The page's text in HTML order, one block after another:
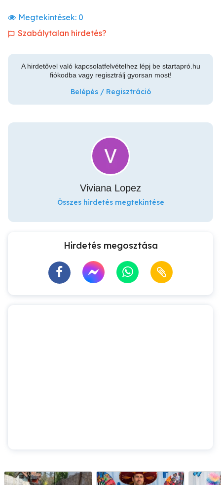
Megtekintések: 0
Szabálytalan hirdetés?
A hirdetővel való kapcsolatfelvételhez lépj be startapró.hu
fiókodba vagy regisztrálj gyorsan most!
Belépés / Regisztráció
Viviana Lopez
Összes hirdetés megtekintése
Hirdetés megosztása